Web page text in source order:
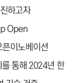
하고자
Open
이노베이션
통해 2024년 한